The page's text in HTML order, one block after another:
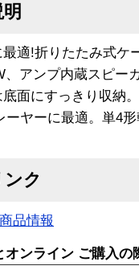
適!折りたたみ式ケ
、アンプ内蔵スピー
面にすっきり収納
ーヤーに最適。単4
ンク
品情報
オンライン ご購入の